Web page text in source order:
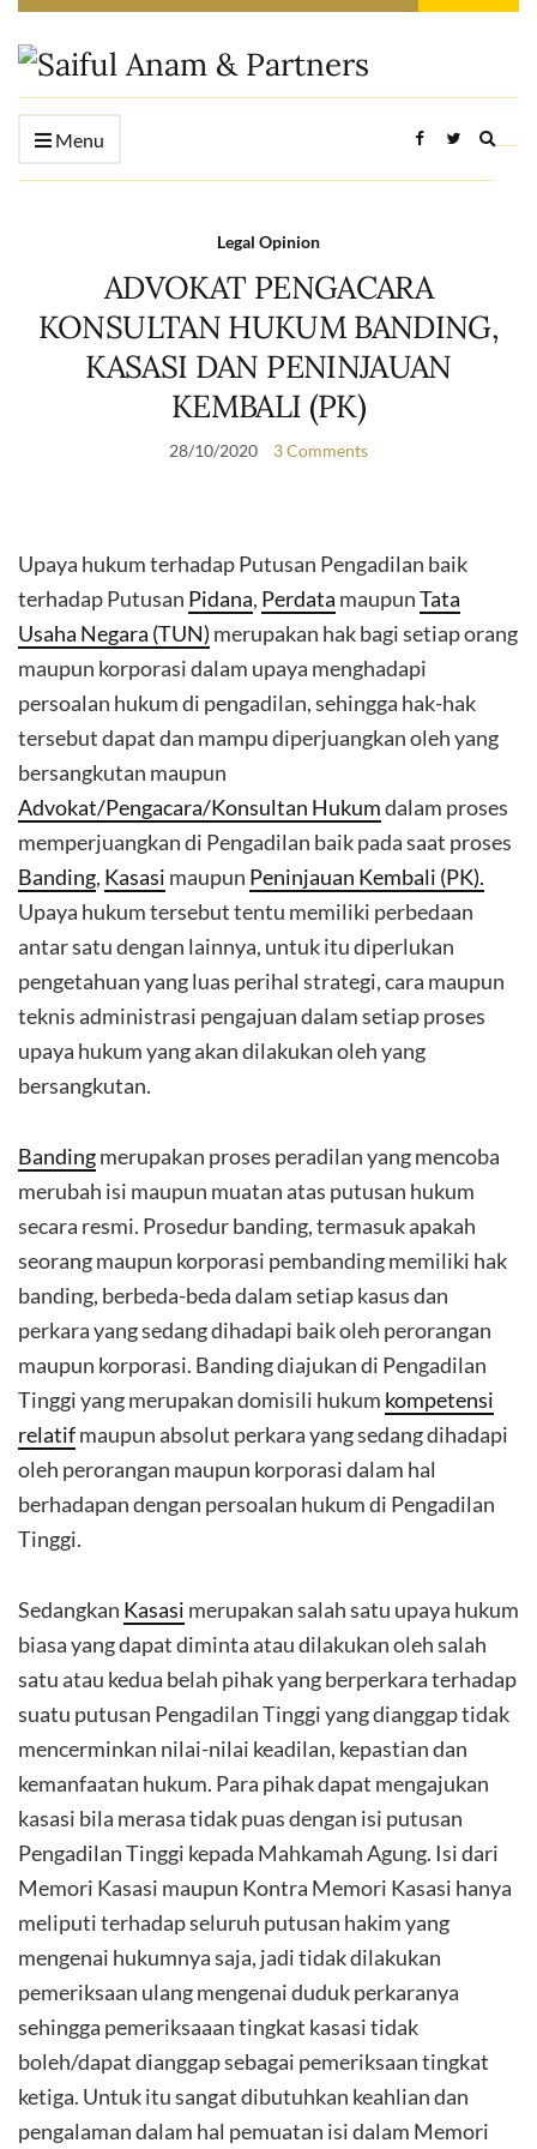
Menu
form
Legal Opinion
ADVOKAT PENGACARA
KONSULTAN HUKUM BANDING,
KASASI DAN PENINJAUAN
KEMBALI (PK)
28/10/2020 3 Comments
Upaya hukum terhadap Putusan Pengadilan baik
terhadap Putusan Pidana, Perdata maupunTata
Usaha Negara (TUN) merupakan hak bagi setiap orang
maupun korporasi dalam upaya menghadapi
persoalan hukum di pengadilan, sehingga hak-hak
tersebut dapat dan mampu diperjuangkan oleh yang
bersangkutan maupun
Advokat/Pengacara/Konsultan Hukumdalam proses
memperjuangkan di Pengadilan baik pada saat proses
Banding, Kasasi maupun Peninjauan Kembali (PK).
Upaya hukum tersebut tentu memiliki perbedaan
antar satu dengan lainnya, untuk itu diperlukan
pengetahuan yang luas perihal strategi, cara maupun
teknis administrasi pengajuan dalam setiap proses
upaya hukum yang akan dilakukan oleh yang
bersangkutan.
Bandingmerupakan proses peradilan yang mencoba
merubah isi maupun muatan atas putusan hukum
secara resmi. Prosedur banding, termasuk apakah
seorang maupun korporasi pembanding memiliki hak
banding, berbeda-beda dalam setiap kasus dan
perkara yang sedang dihadapi baik oleh perorangan
maupun korporasi. Banding diajukan di Pengadilan
Tinggi yang merupakan domisili hukum kompetensi
relatifmaupun absolut perkara yang sedang dihadapi
oleh perorangan maupun korporasi dalam hal
berhadapan dengan persoalan hukum di Pengadilan
Tinggi.
Sedangkan Kasasi merupakan salah satu upaya hukum
biasa yang dapat diminta atau dilakukan oleh salah
satu atau kedua belah pihak yang berperkara terhadap
suatu putusan Pengadilan Tinggi yang dianggap tidak
mencerminkan nilai-nilai keadilan, kepastian dan
kemanfaatan hukum. Para pihak dapat mengajukan
kasasi bila merasa tidak puas dengan isi putusan
Pengadilan Tinggi kepada Mahkamah Agung. Isi dari
Memori Kasasi maupun Kontra Memori Kasasi hanya
meliputi terhadap seluruh putusan hakim yang
mengenai hukumnya saja, jadi tidak dilakukan
pemeriksaan ulang mengenai duduk perkaranya
sehingga pemeriksaaan tingkat kasasi tidak
boleh/dapat dianggap sebagai pemeriksaan tingkat
ketiga. Untuk itu sangat dibutuhkan keahlian dan
pengalaman dalam hal pemuatan isi dalam Memori